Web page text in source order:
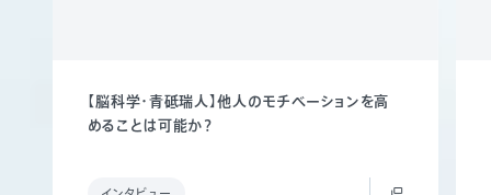
【脳科学・青砥瑞人】他人のモチベーションを高
めることは可能か？